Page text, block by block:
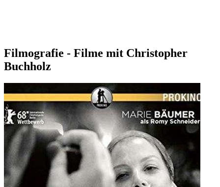
Filmografie - Filme mit Christopher
Buchholz